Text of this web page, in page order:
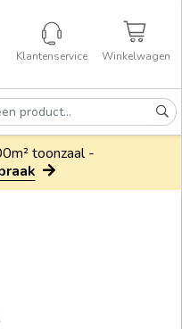
Klantenservice Winkelwagen
toonzaal -